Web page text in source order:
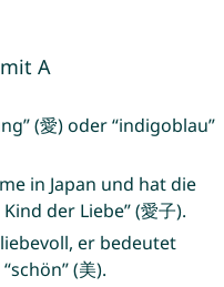
A
(愛) oder “indigoblau”
in Japan und hat die
der Liebe” (愛子).
er bedeutet
(美).